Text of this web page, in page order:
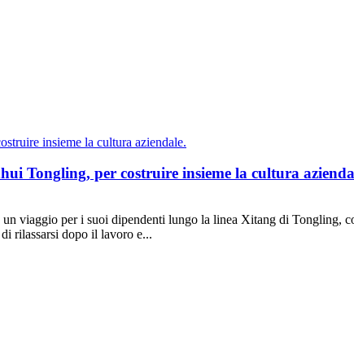
Tongling, per costruire insieme la cultura
viaggio per i suoi dipendenti lungo la linea Xitang di Tongling,
rilassarsi dopo il lavoro e...